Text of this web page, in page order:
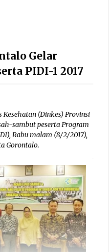
Gelar
PIDI-1 2017
Kesehatan (Dinkes) Provinsi
sambut peserta Program
Rabu malam (8/2/2017),
Gorontalo.